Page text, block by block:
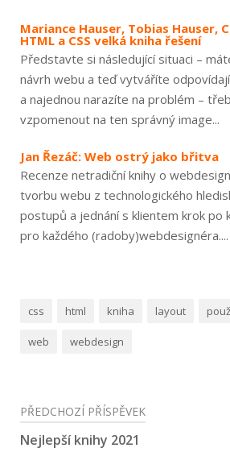
Mariance Hauser, Tobias Hauser,
HTML a CSS velká kniha řešení
Představte si následující situaci –
návrh webu a teď vytváříte
a najednou narazíte na problém –
vzpomenout na ten správný image...
Jan Řezáč: Web ostrý jako břitva
Recenze netradiční knihy o
tvorbu webu z technologického
postupů a jednání s klientem krok po
pro každého (radoby)webdesignéra....
css html kniha layout
web webdesign
Navigace
pro
PŘEDCHOZÍ PŘÍSPĚVEK
Nejlepší knihy 2021